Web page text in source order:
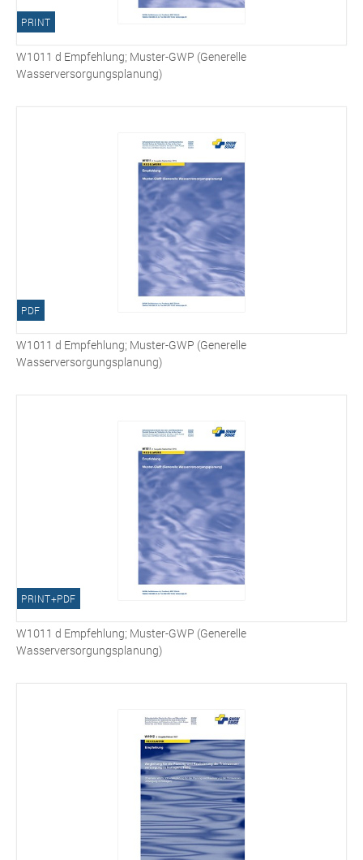
PRINT
W1011 d Empfehlung; Muster-GWP (Generelle
Wasserversorgungsplanung)
PDF
W1011 d Empfehlung; Muster-GWP (Generelle
Wasserversorgungsplanung)
PRINT+PDF
W1011 d Empfehlung; Muster-GWP (Generelle
Wasserversorgungsplanung)